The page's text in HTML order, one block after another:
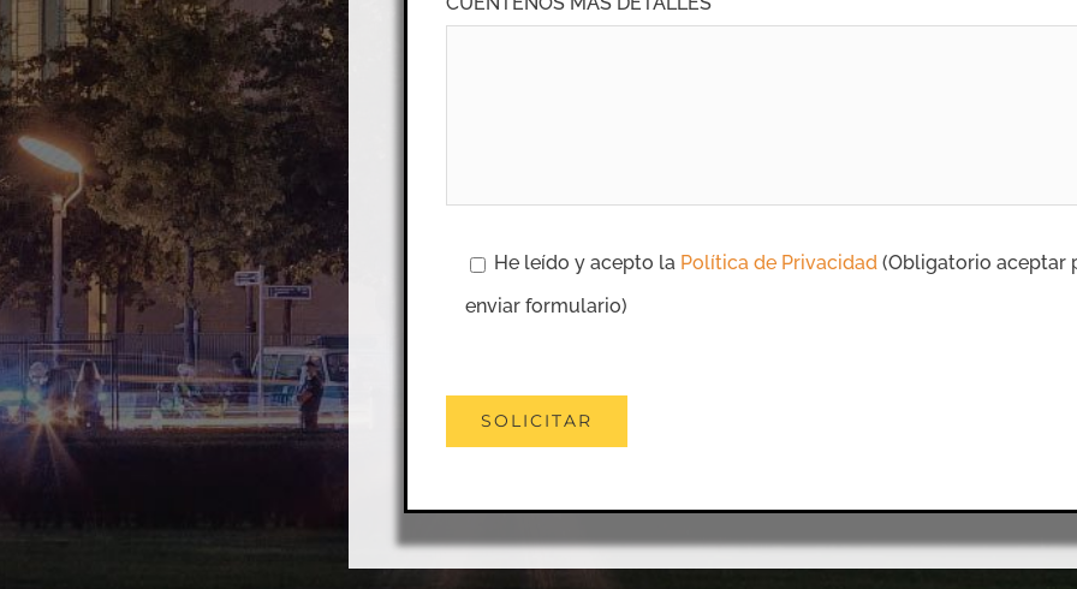
He leído y acepto la Política de Privacidad (Obligatorio aceptar
enviar formulario)